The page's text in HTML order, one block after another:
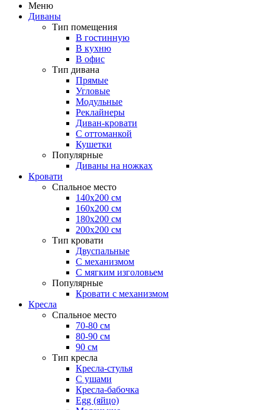
Меню
Диваны
Тип помещения
В гостинную
В кухню
В офис
Тип дивана
Прямые
Угловые
Модульные
Реклайнеры
Диван-кровати
С оттоманкой
Кушетки
Популярные
Диваны на ножках
Кровати
Спальное место
140х200 см
160х200 см
180х200 см
200х200 см
Тип кровати
Двуспальные
С механизмом
С мягким изголовьем
Популярные
Кровати с механизмом
Кресла
Спальное место
70-80 см
80-90 см
90 см
Тип кресла
Кресла-стулья
С ушами
Кресла-бабочка
Egg (яйцо)